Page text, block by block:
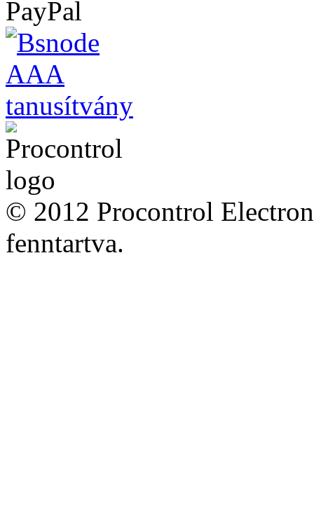
© 2012 Procontrol
fenntartva.